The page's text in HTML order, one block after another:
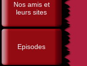
Nos amis et
leurs sites
Episodes